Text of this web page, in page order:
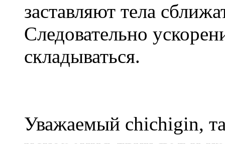
заставляют тела
Следовательно
складываться.
Уважаемый chichigin,